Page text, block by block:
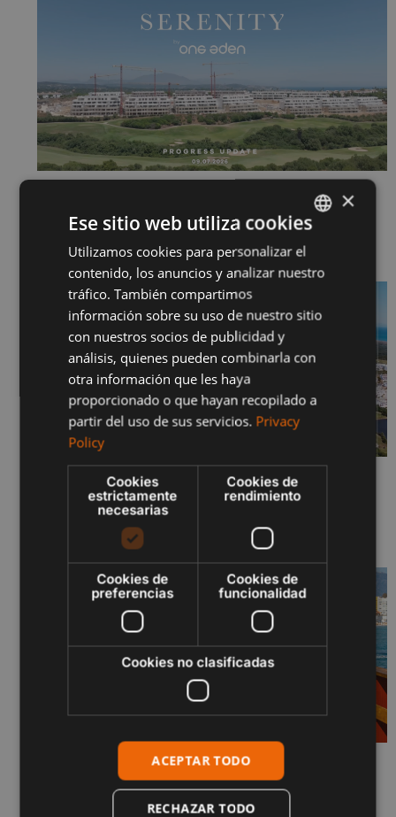
15 de julio de 2026
SERENITY JUNIO 2026 – FASES I Y II
29 de junio de 2026
Sigue leyendo "
¿Cómo es realmente vivir en La Cala de
Mijas? Guía completa
ENGLISH
SPANISH
FRENCH
×
Ese sitio web utiliza cookies
Utilizamos cookies para personalizar el
contenido, los anuncios y analizar nuestro
tráfico. También compartimos
información sobre su uso de nuestro sitio
con nuestros socios de publicidad y
análisis, quienes pueden combinarla con
otra información que les haya
proporcionado o que hayan recopilado a
partir del uso de sus servicios. Privacy
Policy
Cookies
estrictamente
necesarias
Cookies de
rendimiento
Cookies de
preferencias
Cookies de
funcionalidad
Cookies no clasificadas
ACEPTAR TODO
RECHAZAR TODO